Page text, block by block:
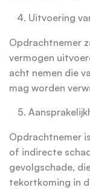
Uitvoering
Opdrachtnemer
vermogen
acht nemen die
mag worden
Opdrachtnemer
of indirecte
gevolgschade,
tekortkoming in